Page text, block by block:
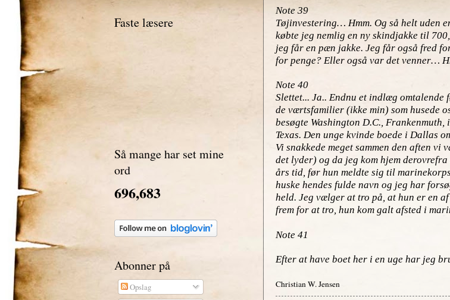
Note 39
Tøjinvestering… Hmm. Og så helt uden
købte jeg nemlig en ny skindjakke til
jeg får en pæn jakke. Jeg får også fred
for penge? Eller også var det venner…
Note 40
Slettet... Ja.. Endnu et indlæg
de værtsfamilier (ikke min) som husede
besøgte Washington D.C.,
Texas. Den unge kvinde boede i Dallas
Vi snakkede meget sammen den aften
det lyder) og da jeg kom hjem
års tid, før hun meldte sig til
huske hendes fulde navn og jeg har
held. Jeg vælger at tro på, at hun er en
frem for at tro, hun kom galt afsted i
Note 41
Efter at have boet her i en uge har jeg
Christian W. Jensen
Faste læsere
Så mange har set mine
ord
696,683
Abonner på
Opslag